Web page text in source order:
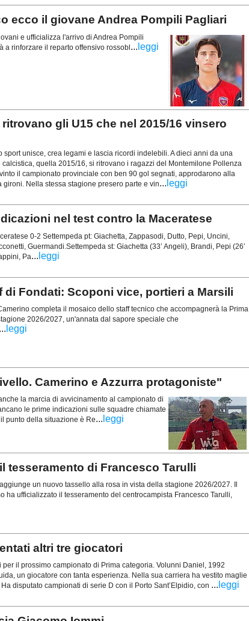
ecco il giovane Andrea Pompili Pagliari
e ufficializza l'arrivo di Andrea Pompili
a rinforzare il reparto offensivo rossobl... leggi
ritrovano gli U15 che nel 2015/16 vinsero
sport unisce, crea legami e lascia ricordi indelebili. A dieci anni da una
calcistica, quella 2015/16, si ritrovano i ragazzi del Montemilone Pollenza
il campionato provinciale con ben 90 gol segnati, approdarono alla
gironi. Nella stessa stagione presero parte e vin... leggi
nel test contro la Maceratese
0-2 Settempeda pt: Giachetta, Zappasodi, Dutto, Pepi, Uncini,
Guermandi.Settempeda st: Giachetta (33’ Angeli), Brandi, Pepi (26’
Pa... leggi
di Fondati: Scoponi vice, portieri a Marsili
completa il mosaico dello staff tecnico che accompagnerà la Prima
2026/2027, un'annata dal sapore speciale che
... leggi
Camerino e Azzurra protagoniste"
la marcia di avvicinamento al campionato di
le prime indicazioni sulle squadre chiamate
punto della situazione è Re... leggi
tesseramento di Francesco Tarulli
un nuovo tassello alla rosa in vista della stagione 2026/2027. Il
ha ufficializzato il tesseramento del centrocampista Francesco Tarulli,
altri tre giocatori
per il prossimo campionato di Prima categoria. Volunni Daniel, 1992
un giocatore con tanta esperienza. Nella sua carriera ha vestito maglie
disputato campionati di serie D con il Porto Sant’Elpidio, con ... leggi